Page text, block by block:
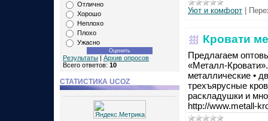
Отлично
Хорошо
Неплохо
Плохо
Ужасно
Результаты | Архив опросов
Всего ответов: 10
СТАТИСТИКА UCOZ
Уют и комфорт
Кровати
Предлагаем
«Металл-
металлические •
трехъярусные
раскладушки и
http://www.metall-